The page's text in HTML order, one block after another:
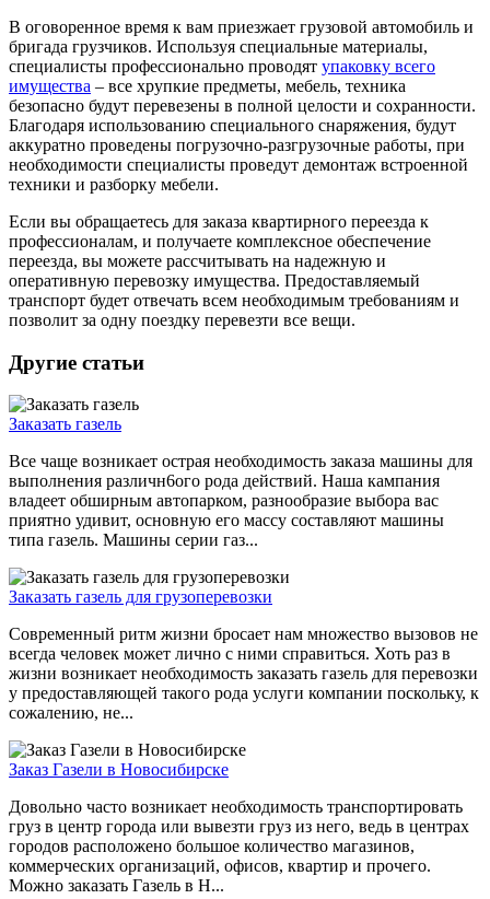
В оговоренное время к вам приезжает грузовой автомобиль и
бригада грузчиков. Используя специальные материалы,
специалисты профессионально проводят упаковку всего
имущества – все хрупкие предметы, мебель, техника
безопасно будут перевезены в полной целости и сохранности.
Благодаря использованию специального снаряжения, будут
аккуратно проведены погрузочно-разгрузочные работы, при
необходимости специалисты проведут демонтаж встроенной
техники и разборку мебели.
Если вы обращаетесь для заказа квартирного переезда к
профессионалам, и получаете комплексное обеспечение
переезда, вы можете рассчитывать на надежную и
оперативную перевозку имущества. Предоставляемый
транспорт будет отвечать всем необходимым требованиям и
позволит за одну поездку перевезти все вещи.
Другие статьи
Заказать газель
Все чаще возникает острая необходимость заказа машины для
выполнения различн6ого рода действий. Наша кампания
владеет обширным автопарком, разнообразие выбора вас
приятно удивит, основную его массу составляют машины
типа газель. Машины серии газ...
Заказать газель для грузоперевозки
Современный ритм жизни бросает нам множество вызовов не
всегда человек может лично с ними справиться. Хоть раз в
жизни возникает необходимость заказать газель для перевозки
у предоставляющей такого рода услуги компании поскольку, к
сожалению, не...
Заказ Газели в Новосибирске
Довольно часто возникает необходимость транспортировать
груз в центр города или вывезти груз из него, ведь в центрах
городов расположено большое количество магазинов,
коммерческих организаций, офисов, квартир и прочего.
Можно заказать Газель в Н...